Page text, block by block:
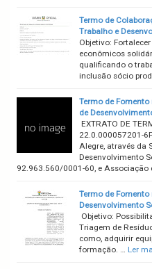
Termo de
Trabalho e
Objetivo:
econômicos
qualificando o
inclusão sócio
Termo de
de
EXTRATO DE
22.0.000057201-
Alegre, através da
Desenvolvimento
92.963.560/0001-60, e Associação
Termo de
Desenvolvimento
Objetivo:
Triagem de
como, adquirir
formação. …
Ler